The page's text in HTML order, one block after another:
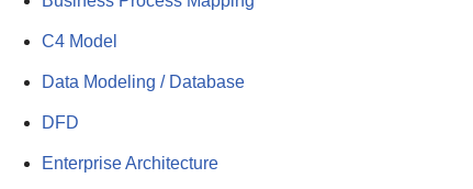
C4 Model
Data Modeling / Database
DFD
Enterprise Architecture